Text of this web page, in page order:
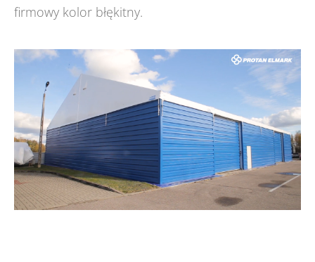
firmowy kolor błękitny.